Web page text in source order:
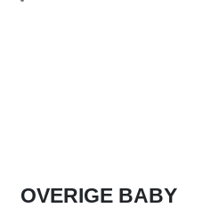
OVERIGE BABY